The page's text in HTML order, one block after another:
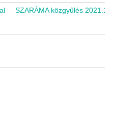
SZARÁMA közgyűlés